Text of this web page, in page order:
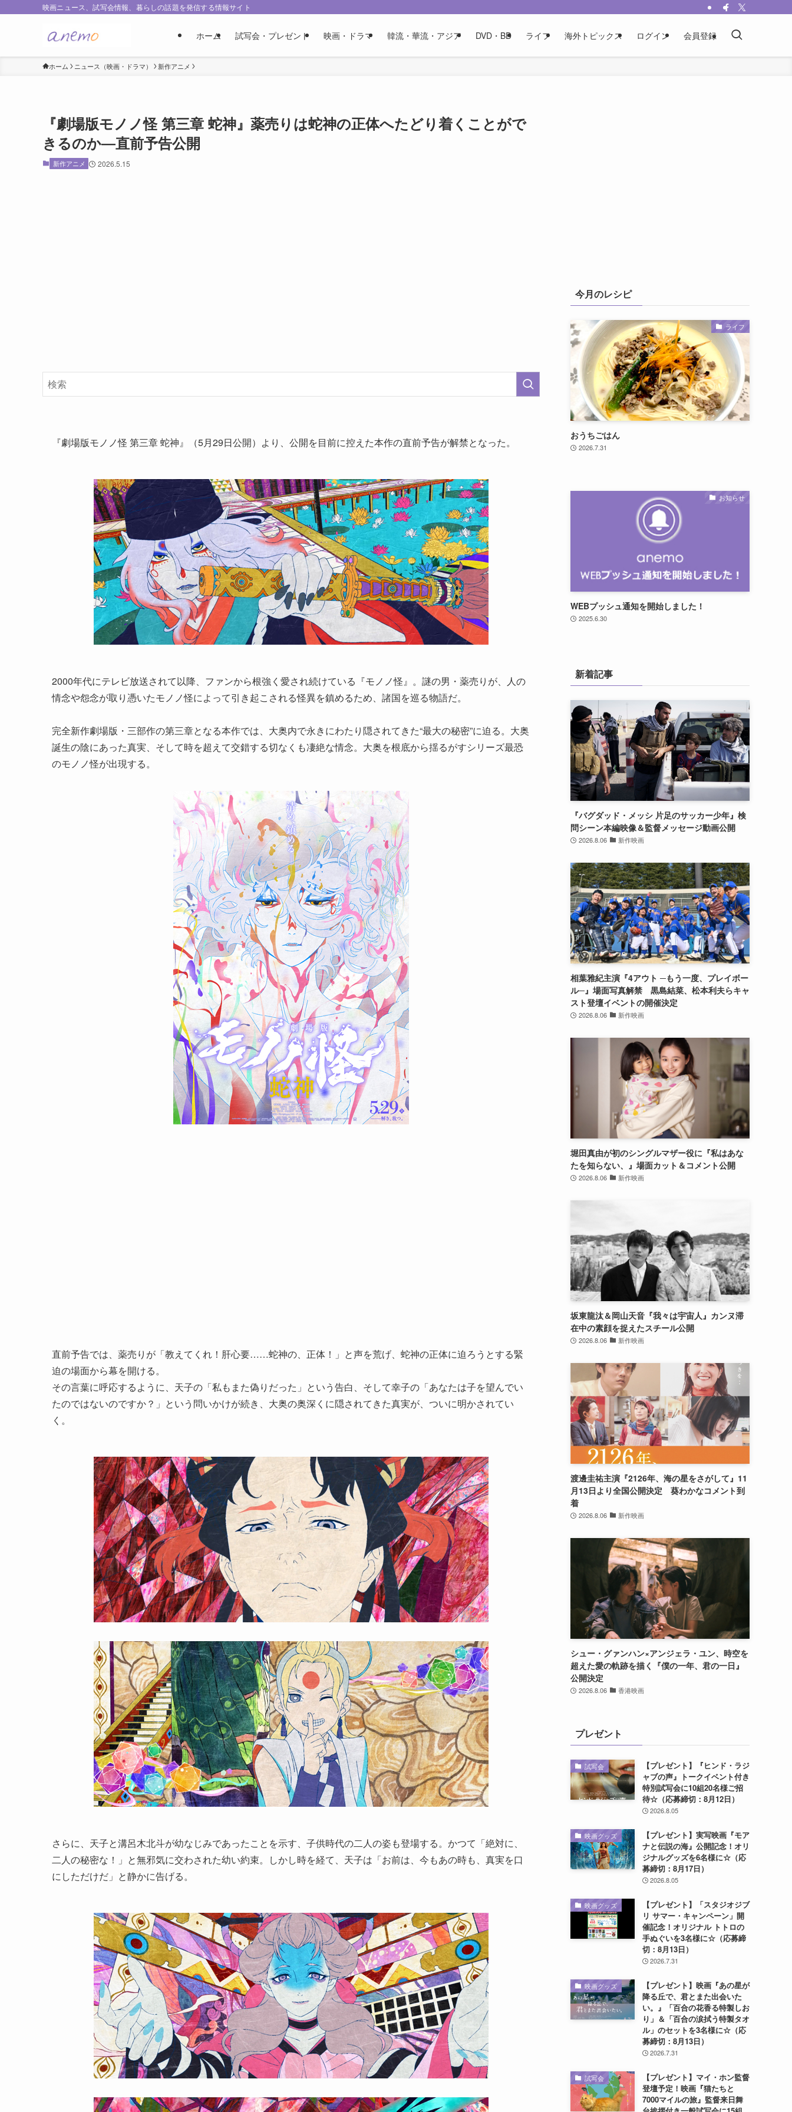
映画ニュース、試写会情報、暮らしの話題を発信する情報サイト
ホーム 試写会・プレゼント 映画・ドラマ 韓流・華流・アジア DVD・BD ライフ 海外トピックス ログイン 会員登録
ホーム ニュース（映画・ドラマ） 新作アニメ
『劇場版モノノ怪 第三章 蛇神』薬売りは蛇神の正体へたどり着くことがで
きるのか―直前予告公開
新作アニメ 2026.5.15
『劇場版モノノ怪 第三章 蛇神』（5月29日公開）より、公開を目前に控えた本作の直前予告が解禁となった。
2000年代にテレビ放送されて以降、ファンから根強く愛され続けている『モノノ怪』。謎の男・薬売りが、人の
情念や怨念が取り憑いたモノノ怪によって引き起こされる怪異を鎮めるため、諸国を巡る物語だ。
完全新作劇場版・三部作の第三章となる本作では、大奥内で永きにわたり隠されてきた“最大の秘密”に迫る。大奥
誕生の陰にあった真実、そして時を超えて交錯する切なくも凄絶な情念。大奥を根底から揺るがすシリーズ最恐
のモノノ怪が出現する。
直前予告では、薬売りが「教えてくれ！肝心要……蛇神の、正体！」と声を荒げ、蛇神の正体に迫ろうとする緊
迫の場面から幕を開ける。
その言葉に呼応するように、天子の「私もまた偽りだった」という告白、そして幸子の「あなたは子を望んでい
たのではないのですか？」という問いかけが続き、大奥の奥深くに隠されてきた真実が、ついに明かされてい
く。
さらに、天子と溝呂木北斗が幼なじみであったことを示す、子供時代の二人の姿も登場する。かつて「絶対に、
二人の秘密な！」と無邪気に交わされた幼い約束。しかし時を経て、天子は「お前は、今もあの時も、真実を口
にしただけだ」と静かに告げる。
今月のレシピ
ライフ
おうちごはん
2026.7.31
お知らせ
WEBプッシュ通知を開始しました！
2025.6.30
新着記事
『バグダッド・メッシ 片足のサッカー少年』検
問シーン本編映像＆監督メッセージ動画公開
2026.8.06 新作映画
相葉雅紀主演『4アウト ─もう一度、プレイボー
ル─』場面写真解禁 黒島結菜、松本利夫らキャ
スト登壇イベントの開催決定
2026.8.06 新作映画
堀田真由が初のシングルマザー役に『私はあな
たを知らない、』場面カット＆コメント公開
2026.8.06 新作映画
坂東龍汰＆岡山天音『我々は宇宙人』カンヌ滞
在中の素顔を捉えたスチール公開
2026.8.06 新作映画
渡邊圭祐主演『2126年、海の星をさがして』11
月13日より全国公開決定 葵わかなコメント到
着
2026.8.06 新作映画
シュー・グァンハン×アンジェラ・ユン、時空を
超えた愛の軌跡を描く『僕の一年、君の一日』
公開決定
2026.8.06 香港映画
プレゼント
試写会
【プレゼント】『ヒンド・ラジ
ャブの声』トークイベント付き
特別試写会に10組20名様ご招
待☆（応募締切：8月12日）
2026.8.05
映画グッズ
【プレゼント】実写映画『モア
ナと伝説の海』公開記念！オリ
ジナルグッズを6名様に☆（応
募締切：8月17日）
2026.8.05
映画グッズ
【プレゼント】「スタジオジブ
リ サマー・キャンペーン」開
催記念！オリジナル トトロの
手ぬぐいを3名様に☆（応募締
切：8月13日）
2026.7.31
映画グッズ
【プレゼント】映画『あの星が
降る丘で、君とまた出会いた
い。』「百合の花香る特製しお
り」＆「百合の涙拭う特製タオ
ル」のセットを3名様に☆（応
募締切：8月13日）
2026.7.31
試写会
【プレゼント】マイ・ホン監督
登壇予定！映画『猫たちと
7000マイルの旅』監督来日舞